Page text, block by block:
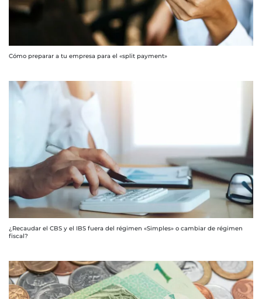
Cómo preparar a tu empresa para el «split payment»
¿Recaudar el CBS y el IBS fuera del régimen «Simples» o cambiar de régimen
fiscal?